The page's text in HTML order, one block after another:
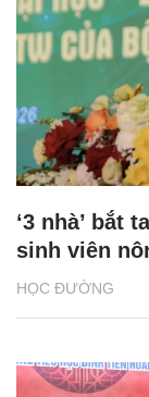
HỌC ĐƯỜNG
‘3 nhà’ bắt
sinh viên